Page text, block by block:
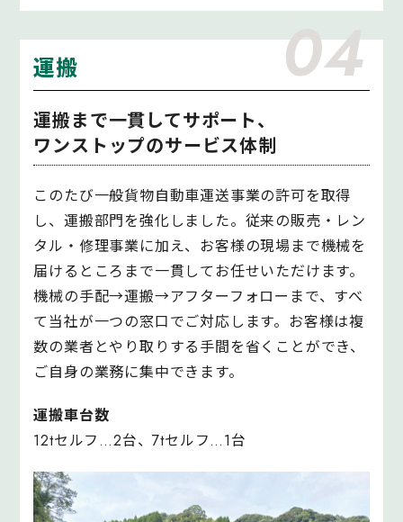
運搬 04
運搬まで一貫してサポート、
ワンストップのサービス体制
このたび一般貨物自動車運送事業の許可を取得
し、運搬部門を強化しました。従来の販売・レン
タル・修理事業に加え、お客様の現場まで機械を
届けるところまで一貫してお任せいただけます。
機械の手配→運搬→アフターフォローまで、すべ
て当社が一つの窓口でご対応します。お客様は複
数の業者とやり取りする手間を省くことができ、
ご自身の業務に集中できます。
運搬車台数
12tセルフ…2台、7tセルフ…1台